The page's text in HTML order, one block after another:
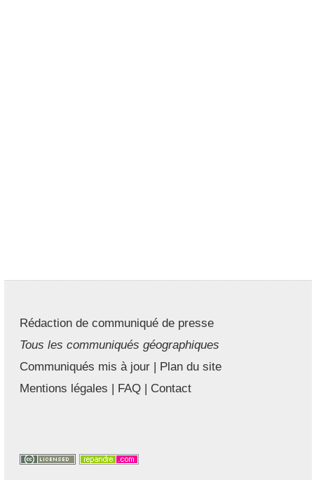
Rédaction de communiqué de presse
Tous les communiqués géographiques
Communiqués mis à jour | Plan du site
Mentions légales | FAQ | Contact